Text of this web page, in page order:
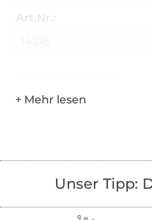
Art.Nr.:
Unser Tipp: